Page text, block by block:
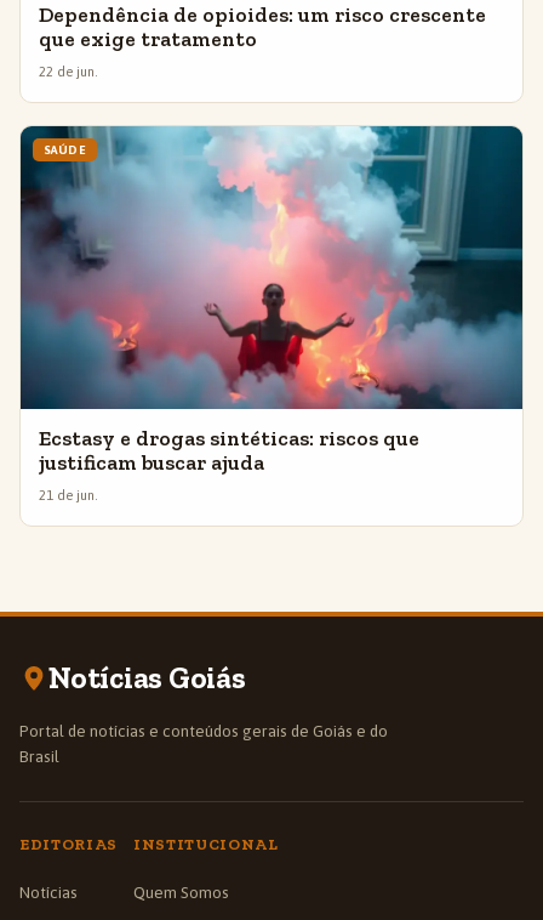
Dependência de opioides: um risco crescente
que exige tratamento
22 de jun.
SAÚDE
Ecstasy e drogas sintéticas: riscos que
justificam buscar ajuda
21 de jun.
Notícias Goiás
Portal de notícias e conteúdos gerais de Goiás e do
Brasil
EDITORIAS
Notícias
INSTITUCIONAL
Quem Somos